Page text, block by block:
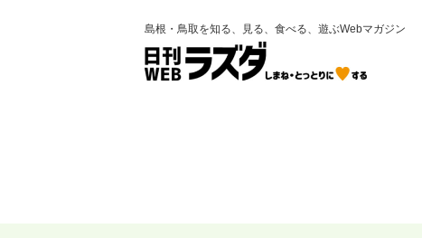
島根・鳥取を知る、見る、食べる、遊ぶWebマガジン